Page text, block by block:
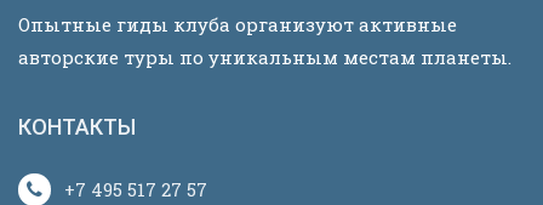
Опытные гиды клуба организуют активные
авторские туры по уникальным местам планеты.
КОНТАКТЫ
+7 495 517 27 57